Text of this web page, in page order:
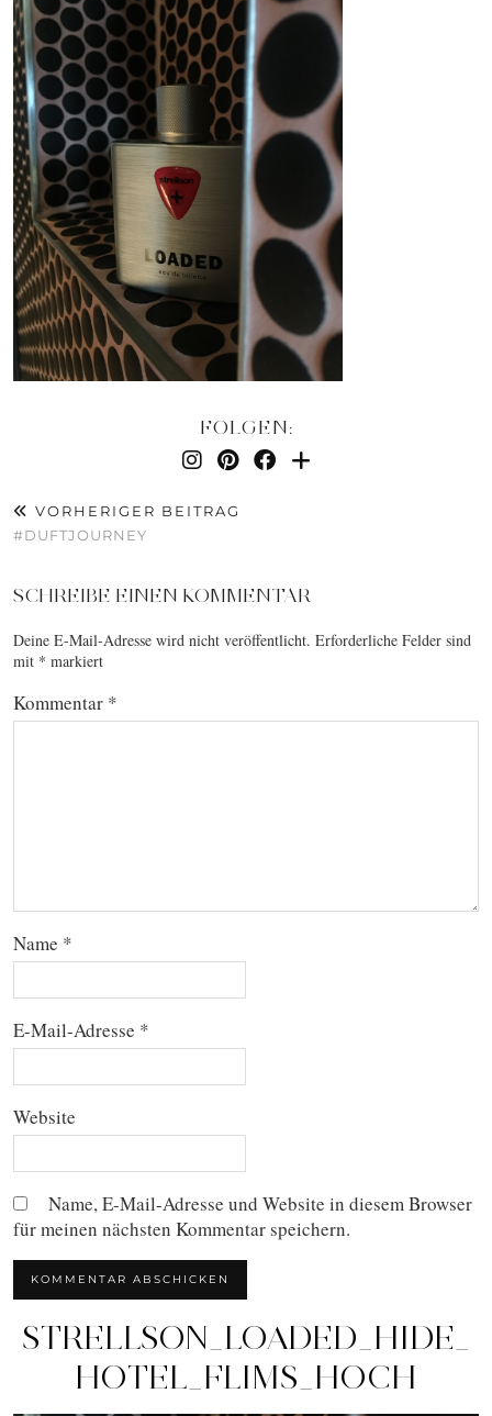
FOLGEN:
VORHERIGER BEITRAG
#DUFTJOURNEY
SCHREIBE EINEN KOMMENTAR
Deine E-Mail-Adresse wird nicht veröffentlicht. Erforderliche Felder sind
mit * markiert
Kommentar *
Name *
E-Mail-Adresse *
Website
Name, E-Mail-Adresse und Website in diesem Browser
für meinen nächsten Kommentar speichern.
STRELLSON_LOADED_HIDE_
HOTEL_FLIMS_HOCH